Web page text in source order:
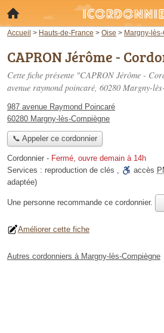
Accueil > Hauts-de-France > Oise > Margny-
CAPRON Jérôme -
Cette fiche présente "CAPRON Jérôme -
avenue raymond poincaré, 60280 Margny-
987 avenue Raymond Poincaré
60280 Margny-lès-Compiègne
📞 Appeler ce cordonnier
Cordonnier - Fermé, ouvre demain à 14h
Services : reproduction de clés , accès
adaptée)
Une personne recommande ce cordonnier.
Améliorer cette fiche
Autres cordonniers à Margny-lès-Compiègne